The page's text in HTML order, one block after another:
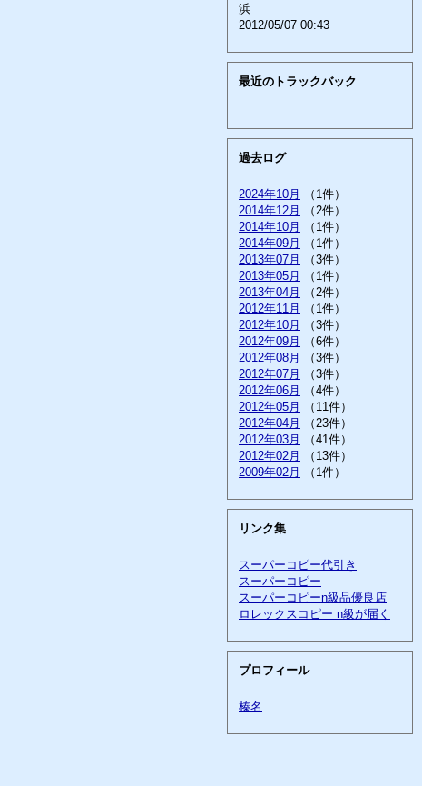
浜
2012/05/07 00:43
最近のトラックバック
過去ログ
2024年10月
（1件）
2014年12月
（2件）
2014年10月
（1件）
2014年09月
（1件）
2013年07月
（3件）
2013年05月
（1件）
2013年04月
（2件）
2012年11月
（1件）
2012年10月
（3件）
2012年09月
（6件）
2012年08月
（3件）
2012年07月
（3件）
2012年06月
（4件）
2012年05月
（11件）
2012年04月
（23件）
2012年03月
（41件）
2012年02月
（13件）
2009年02月
（1件）
リンク集
スーパーコピー代引き
スーパーコピー
スーパーコピーn級品優良店
ロレックスコピー n級が届く
プロフィール
榛名